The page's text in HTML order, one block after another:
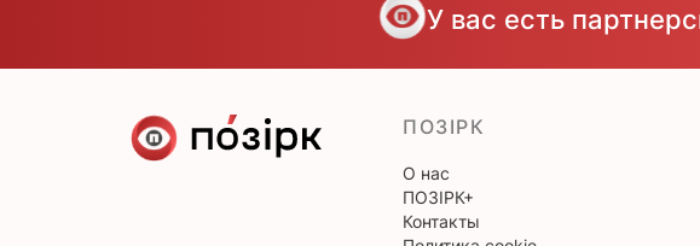
У вас есть
ПОЗІРК
О нас
ПОЗІРК+
Контакты